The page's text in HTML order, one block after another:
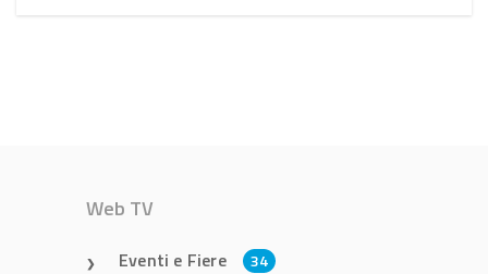
Web TV
Eventi e Fiere 34